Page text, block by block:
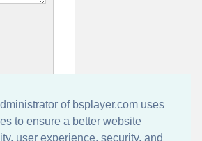
of bsplayer.com uses
to ensure a better website
user experience, security, and